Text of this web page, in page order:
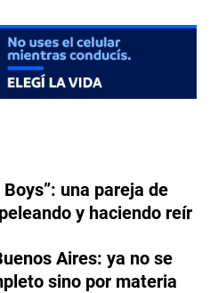
una pareja de
y haciendo reír
Aires: ya no se
sino por materia